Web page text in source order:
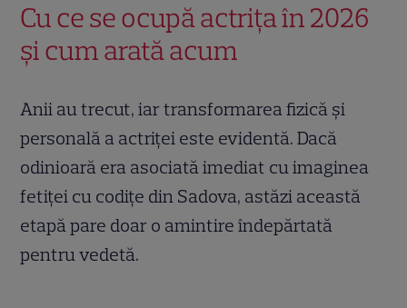
Cu ce se ocupă actrița în 2026
și cum arată acum
Anii au trecut, iar transformarea fizică și
personală a actriței este evidentă. Dacă
odinioară era asociată imediat cu imaginea
fetiței cu codițe din Sadova, astăzi această
etapă pare doar o amintire îndepărtată
pentru vedetă.